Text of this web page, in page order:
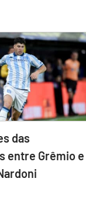
das
entre Grêmio e